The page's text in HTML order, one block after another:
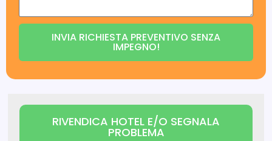
INVIA RICHIESTA PREVENTIVO SENZA
IMPEGNO!
RIVENDICA HOTEL E/O SEGNALA
PROBLEMA